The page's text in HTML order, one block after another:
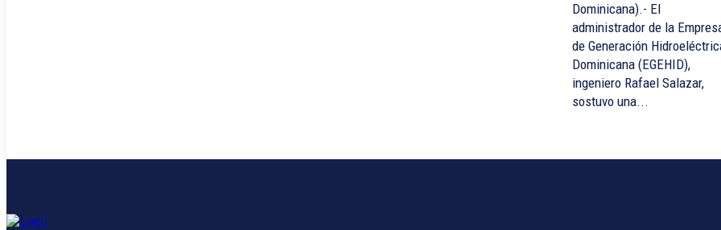
Dominicana).- El
administrador de la
de Generación
Dominicana (EGEHID),
ingeniero Rafael Salazar,
sostuvo una...